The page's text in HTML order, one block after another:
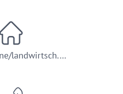
landwirtsch.…